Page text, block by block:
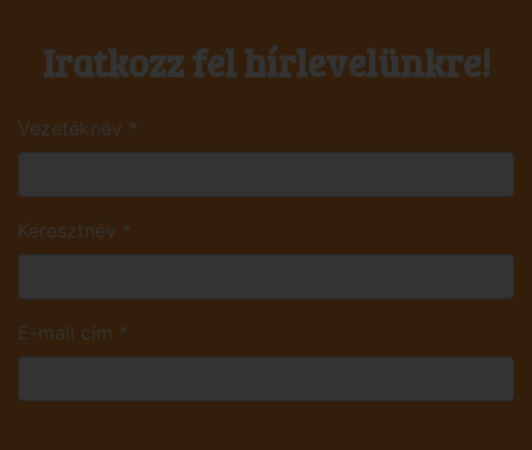
Iratkozz fel hírlevelünkre!
Vezetéknév *
Keresztnév *
E-mail cím *